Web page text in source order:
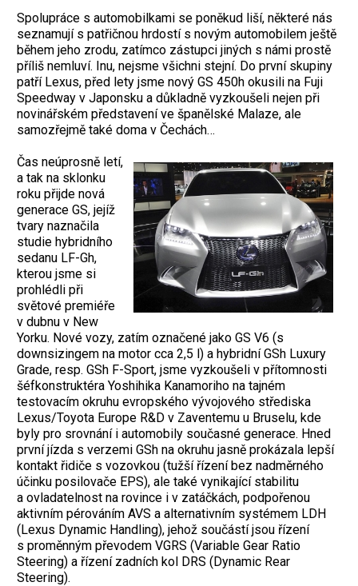
Spolupráce s automobilkami se poněkud liší, některé nás
seznamují s patřičnou hrdostí s novým automobilem ještě
během jeho zrodu, zatímco zástupci jiných s námi prostě
příliš nemluví. Inu, nejsme všichni stejní. Do první skupiny
patří Lexus, před lety jsme nový GS 450h okusili na Fuji
Speedway v Japonsku a důkladně vyzkoušeli nejen při
novinářském představení ve španělské Malaze, ale
samozřejmě také doma v Čechách…
Čas neúprosně letí,
a tak na sklonku
roku přijde nová
generace GS, jejíž
tvary naznačila
studie hybridního
sedanu LF-Gh,
kterou jsme si
prohlédli při
světové premiéře
v dubnu v New
Yorku. Nové vozy, zatím označené jako GS V6 (s
downsizingem na motor cca 2,5 l) a hybridní GSh Luxury
Grade, resp. GSh F-Sport, jsme vyzkoušeli v přítomnosti
šéfkonstruktéra Yoshihika Kanamoriho na tajném
testovacím okruhu evropského vývojového střediska
Lexus/Toyota Europe R&D v Zaventemu u Bruselu, kde
byly pro srovnání i automobily současné generace. Hned
první jízda s verzemi GSh na okruhu jasně prokázala lepší
kontakt řidiče s vozovkou (tužší řízení bez nadměrného
účinku posilovače EPS), ale také vynikající stabilitu
a ovladatelnost na rovince i v zatáčkách, podpořenou
aktivním pérováním AVS a alternativním systémem LDH
(Lexus Dynamic Handling), jehož součástí jsou řízení
s proměnným převodem VGRS (Variable Gear Ratio
Steering) a řízení zadních kol DRS (Dynamic Rear
Steering).